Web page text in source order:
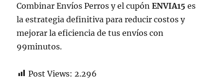
Combinar Envíos Perros y el cupónENVIA15 es
la estrategia definitiva para reducir costos y
mejorar la eficiencia de tus envíos con
99minutos.
Post Views: 2.296